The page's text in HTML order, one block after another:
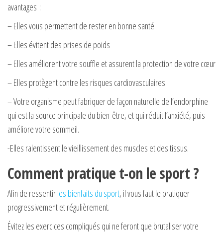
avantages :
– Elles vous permettent de rester en bonne santé
– Elles évitent des prises de poids
– Elles améliorent votre souffle et assurent la protection de votre cœur
– Elles protègent contre les risques cardiovasculaires
– Votre organisme peut fabriquer de façon naturelle de l’endorphine
qui est la source principale du bien-être, et qui réduit l’anxiété, puis
améliore votre sommeil.
-Elles ralentissent le vieillissement des muscles et des tissus.
Comment pratique t-on le sport ?
Afin de ressentirles bienfaits du sport, il vous faut le pratiquer
progressivement et régulièrement.
Évitez les exercices compliqués qui ne feront que brutaliser votre